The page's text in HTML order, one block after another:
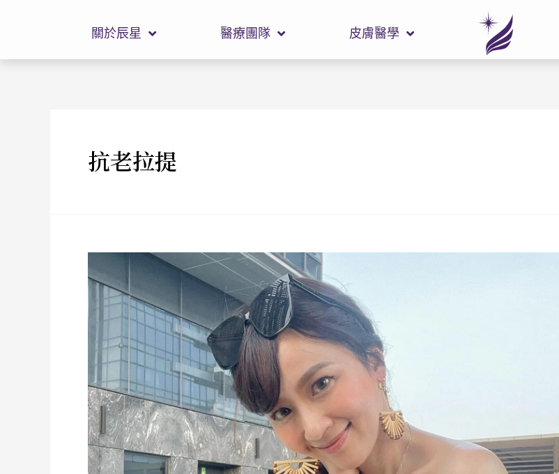
關於辰星 醫療團隊 皮膚醫學
抗老拉提